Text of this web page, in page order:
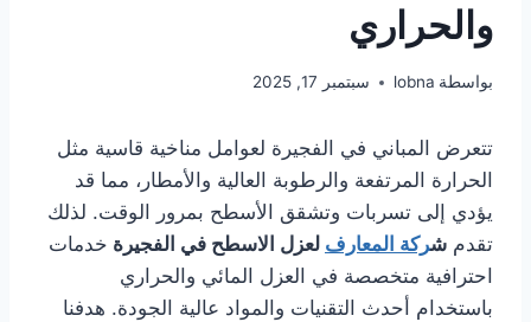
والحراري
بواسطة lobna سبتمبر 17, 2025
تتعرض المباني في الفجيرة لعوامل مناخية قاسية مثل
الحرارة المرتفعة والرطوبة العالية والأمطار، مما قد
يؤدي إلى تسربات وتشقق الأسطح بمرور الوقت. لذلك
تقدم شركة المعارف لعزل الاسطح في الفجيرة خدمات
احترافية متخصصة في العزل المائي والحراري
باستخدام أحدث التقنيات والمواد عالية الجودة. هدفنا